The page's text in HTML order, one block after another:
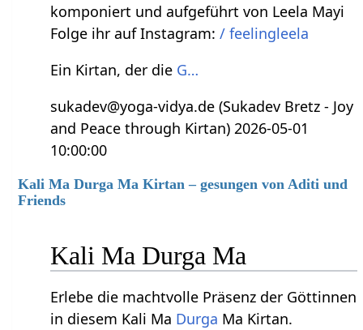
komponiert und aufgeführt von Leela Mayi
Folge ihr auf Instagram:/ feelingleela
Ein Kirtan, der die G…
sukadev@yoga-vidya.de (Sukadev Bretz - Joy
and Peace through Kirtan) 2026-05-01
10:00:00
Kali Ma Durga Ma Kirtan – gesungen von Aditi und
Friends
Kali Ma Durga Ma
Erlebe die machtvolle Präsenz der Göttinnen
in diesem Kali Ma Durga Ma Kirtan.